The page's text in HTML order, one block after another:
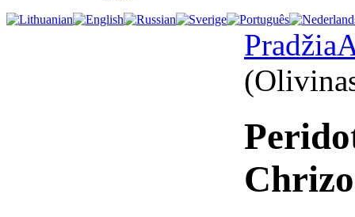
Pradžia